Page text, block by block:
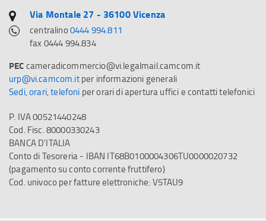
Via Montale 27 - 36100 Vicenza
centralino0444 994.811
fax 0444 994.834
PECcameradicommercio@vi.legalmail.camcom.it
urp@vi.camcom.itper informazioni generali
Sedi, orari, telefoni per orari di apertura uffici e contatti telefonici
P. IVA 00521440248
Cod. Fisc. 80000330243
BANCA D'ITALIA
Conto di Tesoreria - IBAN IT68B0100004306TU0000020732
(pagamento su conto corrente fruttifero)
Cod. univoco per fatture elettroniche: V5TAU9